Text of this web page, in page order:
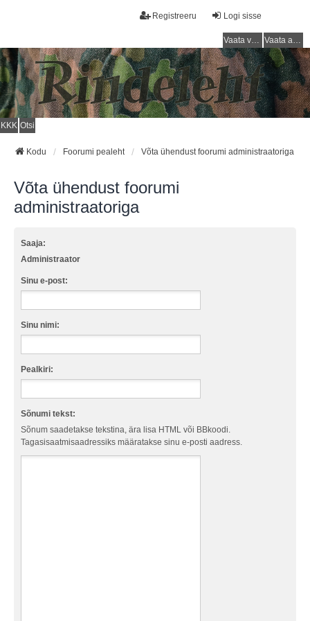
Logi sisse
Registreeru
Vaata vastamata teemasi Vaata aktiivseid teemasid
KKK Otsi
Kodu Foorumi pealeht Võta ühendust foorumi administraatoriga
Võta ühendust foorumi
administraatoriga
Saaja:
Administraator
Sinu e-post:
Sinu nimi:
Pealkiri:
Sõnumi tekst:
Sõnum saadetakse tekstina, ära lisa HTML või BBkoodi.
Tagasisaatmisaadressiks määratakse sinu e-posti aadress.